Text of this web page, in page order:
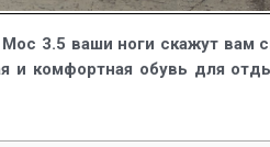
3.5 ваши ноги скажут вам
и комфортная обувь для